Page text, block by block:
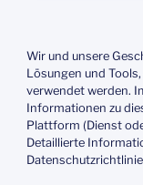
Wir und unsere
Lösungen und
verwendet werden.
Informationen zu
Plattform (Dienst
Detaillierte